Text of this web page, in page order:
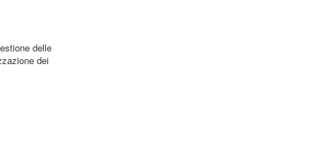
delle
dei